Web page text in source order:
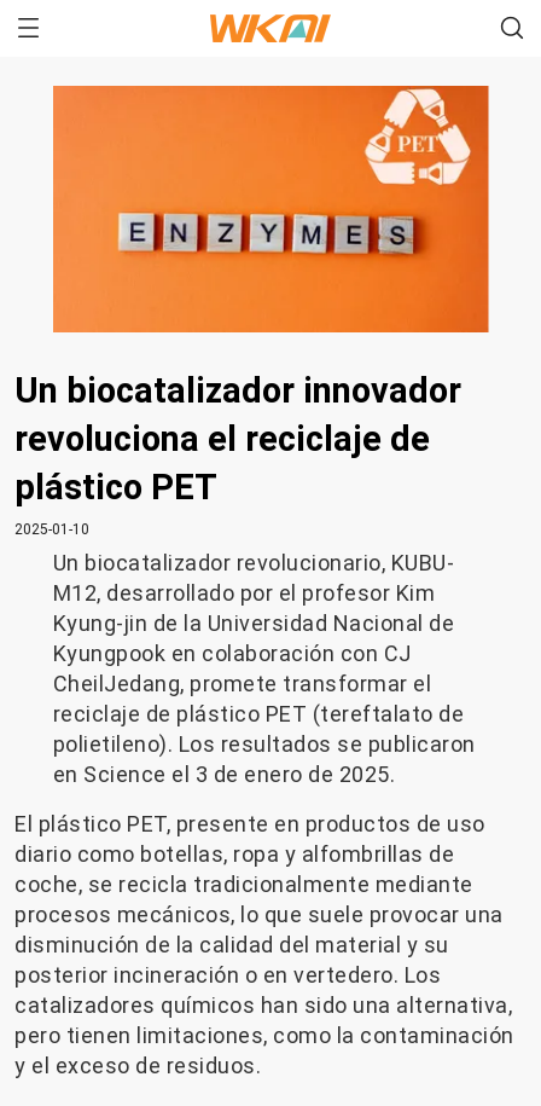
Un biocatalizador innovador
revoluciona el reciclaje de
plástico PET
2025-01-10
Un biocatalizador revolucionario, KUBU-
M12, desarrollado por el profesor Kim
Kyung-jin de la Universidad Nacional de
Kyungpook en colaboración con CJ
CheilJedang, promete transformar el
reciclaje de plástico PET (tereftalato de
polietileno). Los resultados se publicaron
en Science el 3 de enero de 2025.
El plástico PET, presente en productos de uso
diario como botellas, ropa y alfombrillas de
coche, se recicla tradicionalmente mediante
procesos mecánicos, lo que suele provocar una
disminución de la calidad del material y su
posterior incineración o en vertedero. Los
catalizadores químicos han sido una alternativa,
pero tienen limitaciones, como la contaminación
y el exceso de residuos.